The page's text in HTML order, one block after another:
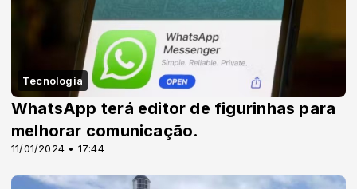
Tecnologia
11/01/2024 • 17:44
WhatsApp terá editor de figurinhas para
melhorar comunicação.